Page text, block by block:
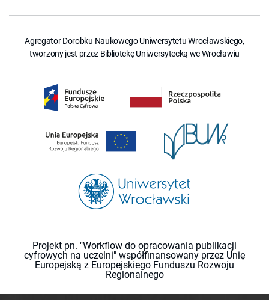
Agregator Dorobku Naukowego Uniwersytetu Wrocławskiego,
tworzony jest przez Bibliotekę Uniwersytecką we Wrocławiu
Projekt pn. "Workflow do opracowania publikacji
cyfrowych na uczelni" współfinansowany przez Unię
Europejską z Europejskiego Funduszu Rozwoju
Regionalnego